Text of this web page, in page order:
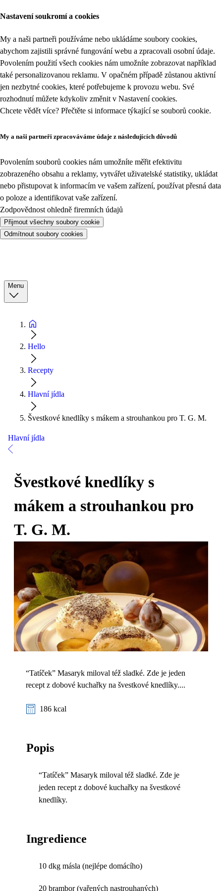
Nastavení soukromí a cookies
My a naši partneři používáme nebo ukládáme soubory cookies,
abychom zajistili správné fungování webu a zpracovali osobní údaje.
Povolením použití všech cookies nám umožníte zobrazovat například
také personalizovanou reklamu. V opačném případě zůstanou aktivní
jen nezbytné cookies, které potřebujeme k provozu webu. Své
rozhodnutí můžete kdykoliv změnit v Nastavení cookies.
Chcete vědět více? Přečtěte si informace týkající se souborů cookie.
My a naši partneři zpracováváme údaje z následujících důvodů
Povolením souborů cookies nám umožníte měřit efektivitu
zobrazeného obsahu a reklamy, vytvářet uživatelské statistiky, ukládat
nebo přistupovat k informacím ve vašem zařízení, používat přesná data
o poloze a identifikovat vaše zařízení.
Zodpovědnost ohledně firemních údajů
Přijmout všechny soubory cookie
Odmítnout soubory cookies
Menu
Hello
Recepty
Hlavní jídla
Švestkové knedlíky s mákem a strouhankou pro T. G. M.
Hlavní jídla
Švestkové knedlíky s
mákem a strouhankou pro
T. G. M.
“Tatíček” Masaryk miloval též sladké. Zde je jeden
recept z dobové kuchařky na švestkové knedlíky....
186 kcal
Popis
“Tatíček” Masaryk miloval též sladké. Zde je
jeden recept z dobové kuchařky na švestkové
knedlíky.
Ingredience
10 dkg másla (nejlépe domácího)
20 brambor (vařených nastrouhaných)